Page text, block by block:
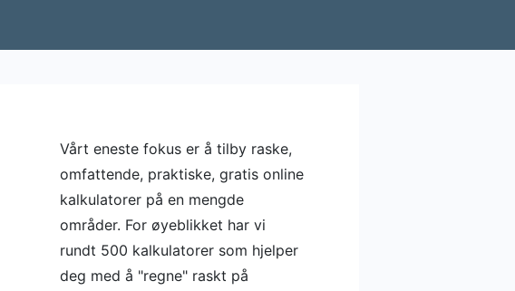
Vårt eneste fokus er å tilby raske,
omfattende, praktiske, gratis online
kalkulatorer på en mengde
områder. For øyeblikket har vi
rundt 500 kalkulatorer som hjelper
deg med å "regne" raskt på